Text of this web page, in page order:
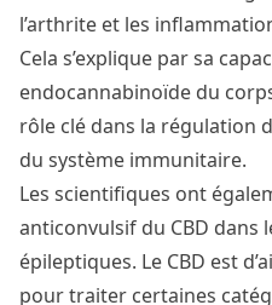
l’arthrite et les
Cela s’explique par sa
endocannabinoïde du
rôle clé dans la régulation
du système immunitaire.
Les scientifiques ont
anticonvulsif du CBD dans
épileptiques. Le CBD est
pour traiter certaines